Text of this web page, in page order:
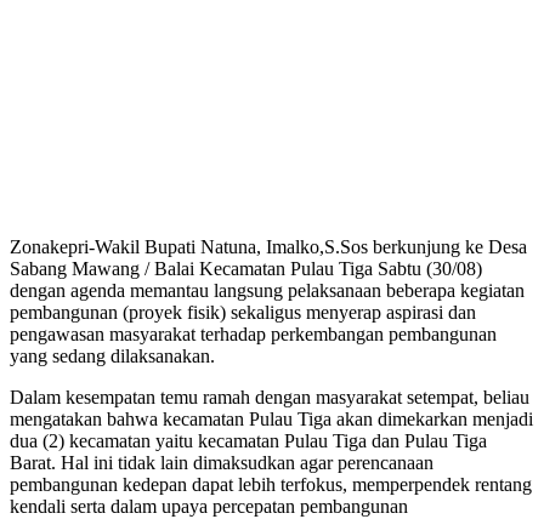
Zonakepri-Wakil Bupati Natuna, Imalko,S.Sos berkunjung ke Desa
Sabang Mawang / Balai Kecamatan Pulau Tiga Sabtu (30/08)
dengan agenda memantau langsung pelaksanaan beberapa kegiatan
pembangunan (proyek fisik) sekaligus menyerap aspirasi dan
pengawasan masyarakat terhadap perkembangan pembangunan
yang sedang dilaksanakan.
Dalam kesempatan temu ramah dengan masyarakat setempat, beliau
mengatakan bahwa kecamatan Pulau Tiga akan dimekarkan menjadi
dua (2) kecamatan yaitu kecamatan Pulau Tiga dan Pulau Tiga
Barat. Hal ini tidak lain dimaksudkan agar perencanaan
pembangunan kedepan dapat lebih terfokus, memperpendek rentang
kendali serta dalam upaya percepatan pembangunan